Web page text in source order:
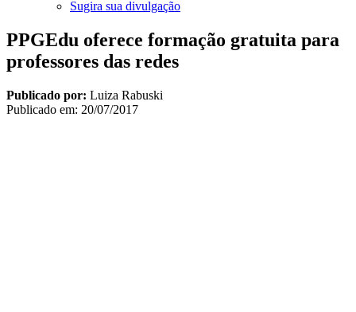
Sugira sua divulgação
PPGEdu oferece formação gratuita para
professores das redes
Publicado por: Luiza Rabuski
Publicado em: 20/07/2017